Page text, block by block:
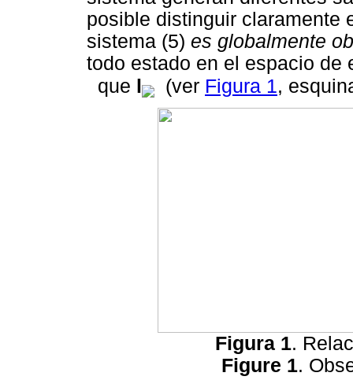
posible distinguir claramente
sistema (5) es globalmente
todo estado en el espacio
que
(ver Figura 1,
Figura 1.
Figure 1.